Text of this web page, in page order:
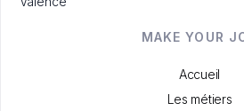
MAKE YOUR
Accueil
Les métiers